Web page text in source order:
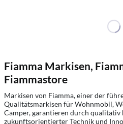
Fiamma Markisen,
Fiammastore
Markisen von Fiamma, einer der
Qualitätsmarkisen für Wohnmobil,
Camper, garantieren durch
zukunftsorientierter Technik und